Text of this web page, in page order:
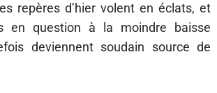
repères d’hier volent en éclats, et
en question à la moindre baisse
deviennent soudain source de